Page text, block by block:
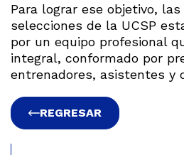
Para lograr ese objetivo,
selecciones de la UCSP
por un equipo profesional
integral, conformado por
entrenadores, asistentes y
REGRESAR